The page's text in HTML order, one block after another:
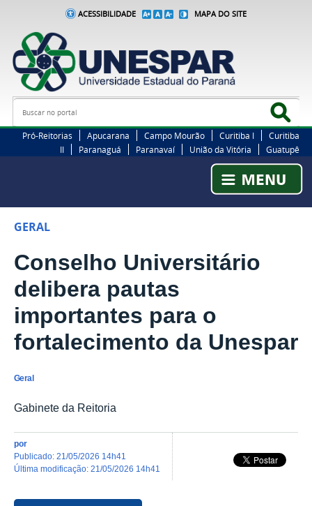
ACESSIBILIDADE MAPA DO SITE
Busca
Pró-Reitorias Apucarana Campo Mourão Curitiba I
Curitiba
II
Paranaguá Paranavaí União da Vitória Guatupê
GERAL
Conselho Universitário
delibera pautas
importantes para o
fortalecimento da Unespar
Geral
Gabinete da Reitoria
por
publicado: 21/05/2026 14h41
última modificação: 21/05/2026 14h41